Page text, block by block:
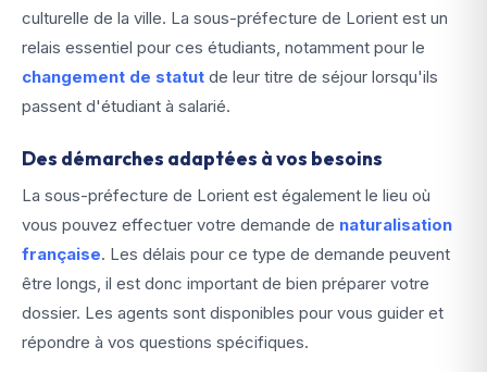
culturelle de la ville. La sous-préfecture de Lorient est un
relais essentiel pour ces étudiants, notamment pour le
changement de statut de leur titre de séjour lorsqu'ils
passent d'étudiant à salarié.
Des démarches adaptées à vos besoins
La sous-préfecture de Lorient est également le lieu où
vous pouvez effectuer votre demande de naturalisation
française. Les délais pour ce type de demande peuvent
être longs, il est donc important de bien préparer votre
dossier. Les agents sont disponibles pour vous guider et
répondre à vos questions spécifiques.